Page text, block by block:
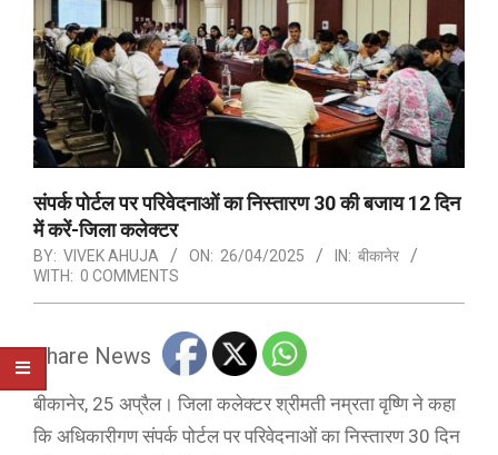
संपर्क पोर्टल पर परिवेदनाओं का निस्तारण 30 की बजाय 12 दिन
में करें-जिला कलेक्टर
BY: VIVEK AHUJA ON: 26/04/2025 IN: बीकानेर
WITH: 0 COMMENTS
Share News
बीकानेर, 25 अप्रैल। जिला कलेक्टर श्रीमती नम्रता वृष्णि ने कहा
कि अधिकारीगण संपर्क पोर्टल पर परिवेदनाओं का निस्तारण 30 दिन